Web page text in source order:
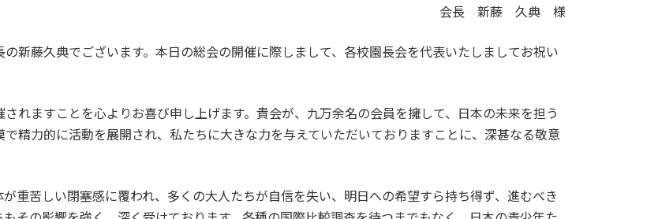
会長 新藤 久典 様
新藤久典でございます。本日の総会の開催に際しまして、各校園長会を代表いたしましてお祝い
れますことを心よりお喜び申し上げます。貴会が、九万余名の会員を擁して、日本の未来を担う
精力的に活動を展開され、私たちに大きな力を与えていただいておりますことに、深甚なる敬意
重苦しい閉塞感に覆われ、多くの大人たちが自信を失い、明日への希望すら持ち得ず、進むべき